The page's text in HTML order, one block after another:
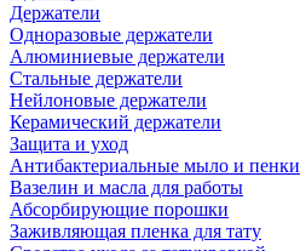
Держатели
Одноразовые держатели
Алюминиевые держатели
Стальные держатели
Нейлоновые держатели
Керамический держатели
Защита и уход
Антибактериальные мыло и пенки
Вазелин и масла для работы
Абсорбирующие порошки
Заживляющая пленка для тату